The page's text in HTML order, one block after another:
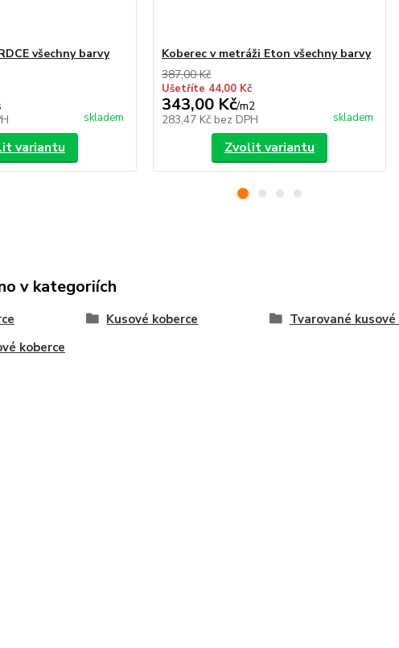
všechny barvy
skladem
variantu
Koberec v metráži Eton všechny barvy
387,00 Kč
Ušetříte 44,00 Kč
343,00 Kč/m2
283,47 Kč bez DPH skladem
Zvolit variantu
v kategoriích
Kusové koberce Tvarované kusové
koberce